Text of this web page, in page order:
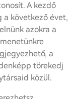
A kezdő
a következő évet,
azokra a
a
törekedj
közül.